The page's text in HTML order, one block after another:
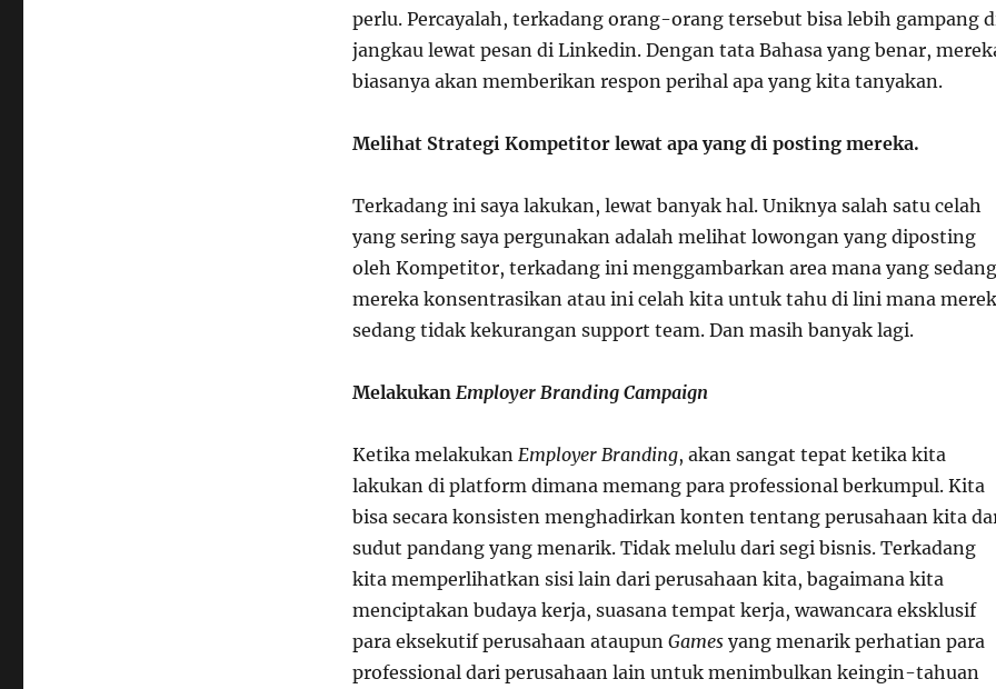
perlu. Percayalah, terkadang orang-orang tersebut bisa lebih gampang
jangkau lewat pesan di Linkedin. Dengan tata Bahasa yang benar,
biasanya akan memberikan respon perihal apa yang kita tanyakan.
Melihat Strategi Kompetitor lewat apa yang di posting mereka.
Terkadang ini saya lakukan, lewat banyak hal. Uniknya salah satu celah
yang sering saya pergunakan adalah melihat lowongan yang diposting
oleh Kompetitor, terkadang ini menggambarkan area mana yang sedang
mereka konsentrasikan atau ini celah kita untuk tahu di lini mana
sedang tidak kekurangan support team. Dan masih banyak lagi.
Melakukan Employer Branding Campaign
Ketika melakukan Employer Branding, akan sangat tepat ketika kita
lakukan di platform dimana memang para professional berkumpul. Kita
bisa secara konsisten menghadirkan konten tentang perusahaan kita
sudut pandang yang menarik. Tidak melulu dari segi bisnis. Terkadang
kita memperlihatkan sisi lain dari perusahaan kita, bagaimana kita
menciptakan budaya kerja, suasana tempat kerja, wawancara eksklusif
para eksekutif perusahaan ataupun Gamesyang menarik perhatian para
professional dari perusahaan lain untuk menimbulkan keingin-tahuan